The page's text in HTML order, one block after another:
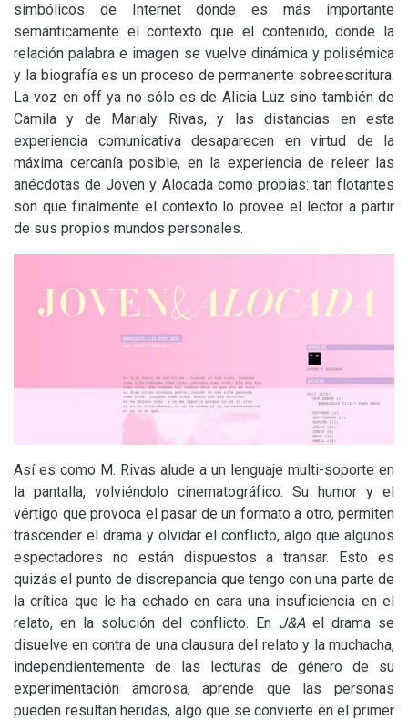
simbólicos de Internet donde es más importante
semánticamente el contexto que el contenido, donde la
relación palabra e imagen se vuelve dinámica y polisémica
y la biografía es un proceso de permanente sobreescritura.
La voz en off ya no sólo es de Alicia Luz sino también de
Camila y de Marialy Rivas, y las distancias en esta
experiencia comunicativa desaparecen en virtud de la
máxima cercanía posible, en la experiencia de releer las
anécdotas de Joven y Alocada como propias: tan flotantes
son que finalmente el contexto lo provee el lector a partir
de sus propios mundos personales.
Así es como M. Rivas alude a un lenguaje multi-soporte en
la pantalla, volviéndolo cinematográfico. Su humor y el
vértigo que provoca el pasar de un formato a otro, permiten
trascender el drama y olvidar el conflicto, algo que algunos
espectadores no están dispuestos a transar. Esto es
quizás el punto de discrepancia que tengo con una parte de
la crítica que le ha echado en cara una insuficiencia en el
relato, en la solución del conflicto. En J&Ael drama se
disuelve en contra de una clausura del relato y la muchacha,
independientemente de las lecturas de género de su
experimentación amorosa, aprende que las personas
pueden resultan heridas, algo que se convierte en el primer